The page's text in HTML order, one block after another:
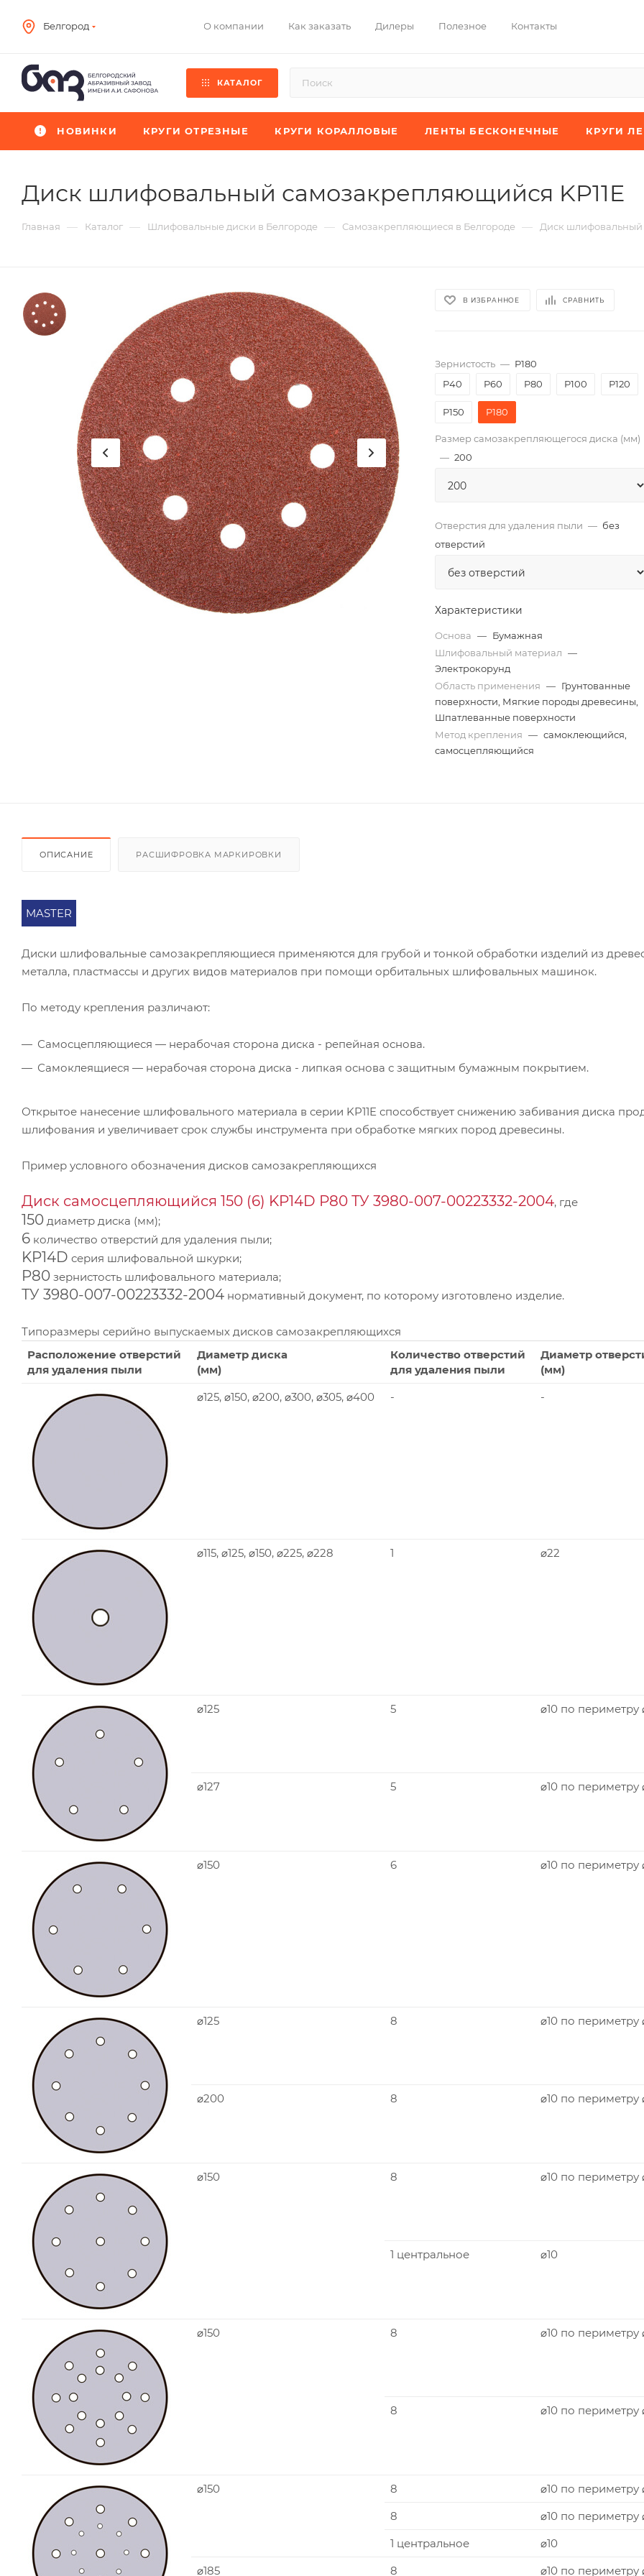
Белгород О компании Как заказать Дилеры Полезное Контакты
КАТАЛОГ
НОВИНКИ КРУГИ ОТРЕЗНЫЕ КРУГИ КОРАЛЛОВЫЕ ЛЕНТЫ БЕСКОНЕЧНЫЕ КРУГИ
Диск шлифовальный самозакрепляющийся KP11E
Главная — Каталог — Шлифовальные диски в Белгороде — Самозакрепляющиеся в Белгороде — Диск шлифовальный
В ИЗБРАННОЕ СРАВНИТЬ
Зернистость — P180
P40
P60 P80 P100 P120
P150 P180
Размер самозакрепляющегося диска (мм)
— 200
Отверстия для удаления пыли — без
отверстий
Характеристики
Основа — Бумажная
Шлифовальный материал —
Электрокорунд
Область применения — Грунтованные
поверхности, Мягкие породы древесины,
Шпатлеванные поверхности
Метод крепления — самоклеющийся,
самосцепляющийся
ОПИСАНИЕ РАСШИФРОВКА МАРКИРОВКИ
MASTER
Диски шлифовальные самозакрепляющиеся применяются для грубой и тонкой обработки изделий из
металла, пластмассы и других видов материалов при помощи орбитальных шлифовальных машинок.
По методу крепления различают:
Самосцепляющиеся — нерабочая сторона диска - репейная основа.
Самоклеящиеся — нерабочая сторона диска - липкая основа с защитным бумажным покрытием.
Открытое нанесение шлифовального материала в серии KP11E способствует снижению забивания диска
шлифования и увеличивает срок службы инструмента при обработке мягких пород древесины.
Пример условного обозначения дисков самозакрепляющихся
Диск самосцепляющийся 150 (6) KP14D Р80 ТУ 3980-007-00223332-2004, где
150 диаметр диска (мм);
6 количество отверстий для удаления пыли;
KP14D серия шлифовальной шкурки;
P80 зернистость шлифовального материала;
ТУ 3980-007-00223332-2004 нормативный документ, по которому изготовлено изделие.
Типоразмеры серийно выпускаемых дисков самозакрепляющихся
Расположение отверстий
для удаления пыли
Диаметр диска
(мм)
Количество отверстий
для удаления пыли
Диаметр
(мм)
⌀125, ⌀150, ⌀200, ⌀300, ⌀305, ⌀400
- -
⌀115, ⌀125, ⌀150, ⌀225, ⌀228 1 ⌀22
⌀125 5 ⌀10 по
⌀127 5 ⌀10 по
⌀150 6 ⌀10 по
⌀125 8 ⌀10 по периметру
⌀200 8 ⌀10 по периметру
⌀150 8 ⌀10 по периметру
1 центральное ⌀10
⌀150 8 ⌀10 по периметру
8 ⌀10 по периметру
⌀150 8
⌀10 по периметру
8
⌀10 по периметру
1 центральное
⌀10
⌀185
8 ⌀10 по периметру